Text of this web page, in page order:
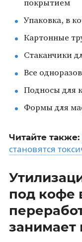
покрытием
Упаковка, в
Картонные
Стаканчики
Все
Подносы для
Формы для
Читайте также:
становятся
под кофе
занимает